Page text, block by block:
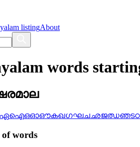
listingAbout
words
ഐഒഓഔകഖഗഘചഛജഝഞടഠ
of words